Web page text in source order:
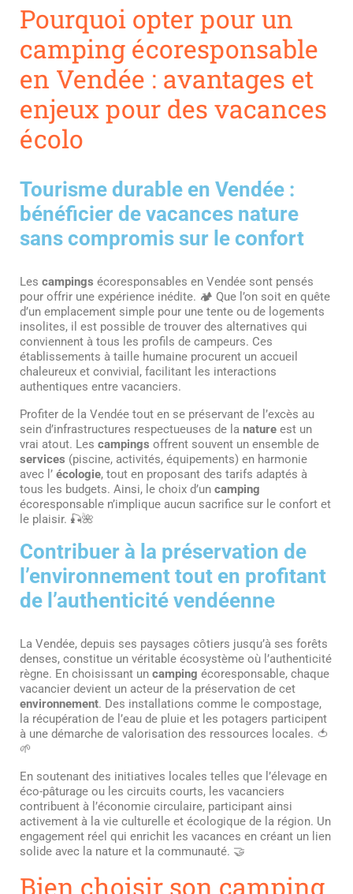
Pourquoi opter pour un
camping écoresponsable
en Vendée : avantages et
enjeux pour des vacances
écolo
Tourisme durable en Vendée :
bénéficier de vacances nature
sans compromis sur le confort
Les campings écoresponsables en Vendée sont pensés
pour offrir une expérience inédite. 🏕️ Que l’on soit en quête
d’un emplacement simple pour une tente ou de logements
insolites, il est possible de trouver des alternatives qui
conviennent à tous les profils de campeurs. Ces
établissements à taille humaine procurent un accueil
chaleureux et convivial, facilitant les interactions
authentiques entre vacanciers.
Profiter de la Vendée tout en se préservant de l’excès au
sein d’infrastructures respectueuses de la nature est un
vrai atout. Les campings offrent souvent un ensemble de
services (piscine, activités, équipements) en harmonie
avec l’ écologie, tout en proposant des tarifs adaptés à
tous les budgets. Ainsi, le choix d’un camping
écoresponsable n’implique aucun sacrifice sur le confort et
le plaisir. 🎣🌺
Contribuer à la préservation de
l’environnement tout en profitant
de l’authenticité vendéenne
La Vendée, depuis ses paysages côtiers jusqu’à ses forêts
denses, constitue un véritable écosystème où l’authenticité
règne. En choisissant un camping écoresponsable, chaque
vacancier devient un acteur de la préservation de cet
environnement. Des installations comme le compostage,
la récupération de l’eau de pluie et les potagers participent
à une démarche de valorisation des ressources locales. 🍅
🌱
En soutenant des initiatives locales telles que l’élevage en
éco-pâturage ou les circuits courts, les vacanciers
contribuent à l’économie circulaire, participant ainsi
activement à la vie culturelle et écologique de la région. Un
engagement réel qui enrichit les vacances en créant un lien
solide avec la nature et la communauté. 🤝
Bien choisir son camping